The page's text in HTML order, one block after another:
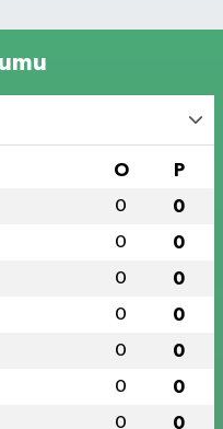
O P
0 0
0 0
0 0
0 0
0 0
0 0
0 0